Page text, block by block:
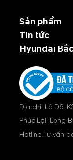
Sản phẩm
Tin tức
Hyundai
Địa chỉ: Lô D6,
Phúc Lợi, Long
Hotline Tư vấn